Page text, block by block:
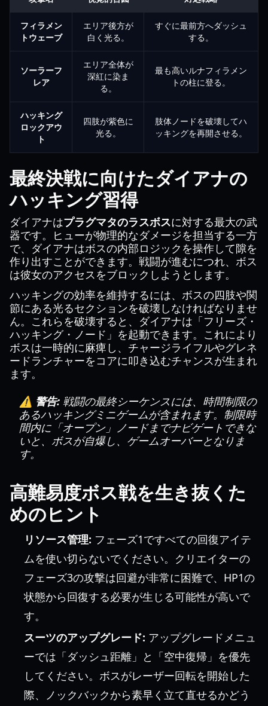
フィラメン
トウェーブ
エリア後方が
白く光る。
すぐに最前方へダッシュ
する。
ソーラーフ
レア
エリア全体が
深紅に染ま
る。
最も高いルナフィラメン
トの柱に登る。
ハッキング
ロックアウ
ト
四肢が紫色に
光る。
肢体ノードを破壊してハ
ッキングを再開させる。
最終決戦に向けたダイアナの
ハッキング習得
ダイアナはプラグマタのラスボスに対する最大の武
器です。ヒューが物理的なダメージを担当する一方
で、ダイアナはボスの内部ロジックを操作して隙を
作り出すことができます。戦闘が進むにつれ、ボス
は彼女のアクセスをブロックしようとします。
ハッキングの効率を維持するには、ボスの四肢や関
節にある光るセクションを破壊しなければなりませ
ん。これらを破壊すると、ダイアナは「フリーズ・
ハッキング・ノード」を起動できます。これにより
ボスは一時的に麻痺し、チャージライフルやグレネ
ードランチャーをコアに叩き込むチャンスが生まれ
ます。
⚠️ 警告: 戦闘の最終シーケンスには、時間制限の
あるハッキングミニゲームが含まれます。制限時
間内に「オープン」ノードまでナビゲートできな
いと、ボスが自爆し、ゲームオーバーとなりま
す。
高難易度ボス戦を生き抜くた
めのヒント
リソース管理: フェーズ1ですべての回復アイテ
ムを使い切らないでください。クリエイターの
フェーズ3の攻撃は回避が非常に困難で、HP1の
状態から回復する必要が生じる可能性が高いで
す。
スーツのアップグレード: アップグレードメニュ
ーでは「ダッシュ距離」と「空中復帰」を優先
してください。ボスがレーザー回転を開始した
際、ノックバックから素早く立て直せるかどう